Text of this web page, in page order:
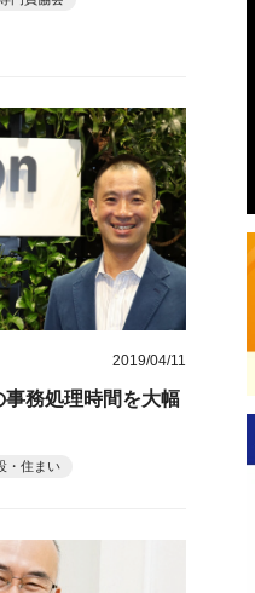
2019/04/11
務処理時間を大幅
・住まい